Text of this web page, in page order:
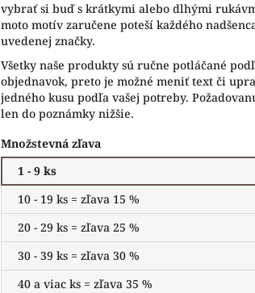
vybrať si buď s krátkymi alebo dlhými
moto motív zaručene poteší každého
uvedenej značky.
Všetky naše produkty sú ručne potláčané
objednavok, preto je možné meniť text či
jedného kusu podľa vašej potreby.
len do poznámky nižšie.
Množstevná zľava
1 - 9 ks
10 - 19 ks = zľava 15 %
20 - 29 ks = zľava 25 %
30 - 39 ks = zľava 30 %
40 a viac ks = zľava 35 %